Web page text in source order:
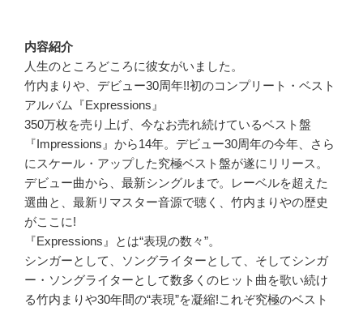
内容紹介
人生のところどころに彼女がいました。
竹内まりや、デビュー30周年!!初のコンプリート・ベスト
アルバム『Expressions』
350万枚を売り上げ、今なお売れ続けているベスト盤
『Impressions』から14年。デビュー30周年の今年、さら
にスケール・アップした究極ベスト盤が遂にリリース。
デビュー曲から、最新シングルまで。レーベルを超えた
選曲と、最新リマスター音源で聴く、竹内まりやの歴史
がここに!
『Expressions』とは“表現の数々”。
シンガーとして、ソングライターとして、そしてシンガ
ー・ソングライターとして数多くのヒット曲を歌い続け
る竹内まりや30年間の“表現”を凝縮!これぞ究極のベスト